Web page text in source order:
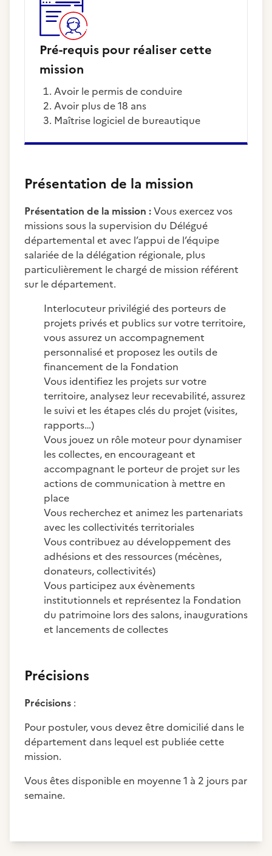
Pré-requis pour réaliser cette
mission
Avoir le permis de conduire
Avoir plus de 18 ans
Maîtrise logiciel de bureautique
Présentation de la mission
Présentation de la mission :Vous exercez vos
missions sous la supervision du Délégué
départemental et avec l’appui de l’équipe
salariée de la délégation régionale, plus
particulièrement le chargé de mission référent
sur le département.
Interlocuteur privilégié des porteurs de
projets privés et publics sur votre territoire,
vous assurez un accompagnement
personnalisé et proposez les outils de
financement de la Fondation
Vous identifiez les projets sur votre
territoire, analysez leur recevabilité, assurez
le suivi et les étapes clés du projet (visites,
rapports…)
Vous jouez un rôle moteur pour dynamiser
les collectes, en encourageant et
accompagnant le porteur de projet sur les
actions de communication à mettre en
place
Vous recherchez et animez les partenariats
avec les collectivités territoriales
Vous contribuez au développement des
adhésions et des ressources (mécènes,
donateurs, collectivités)
Vous participez aux évènements
institutionnels et représentez la Fondation
du patrimoine lors des salons, inaugurations
et lancements de collectes
Précisions
Précisions :
Pour postuler, vous devez être domicilié dans le
département dans lequel est publiée cette
mission.
Vous êtes disponible en moyenne 1 à 2 jours par
semaine.